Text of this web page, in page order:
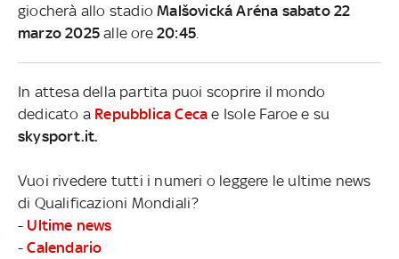
giocherà allo stadioMalšovická Aréna sabato 22
marzo 2025 alle ore 20:45
In attesa della partita puoi scoprire il mondo
dedicato a Repubblica Ceca e Isole Faroe e su
skysport.it.
Vuoi rivedere tutti i numeri o leggere le ultime news
di Qualificazioni Mondiali?
- Ultime news
-Calendario